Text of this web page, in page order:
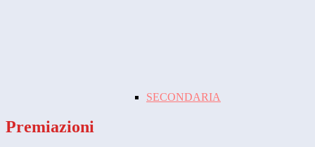
SECONDARIA
Premiazioni